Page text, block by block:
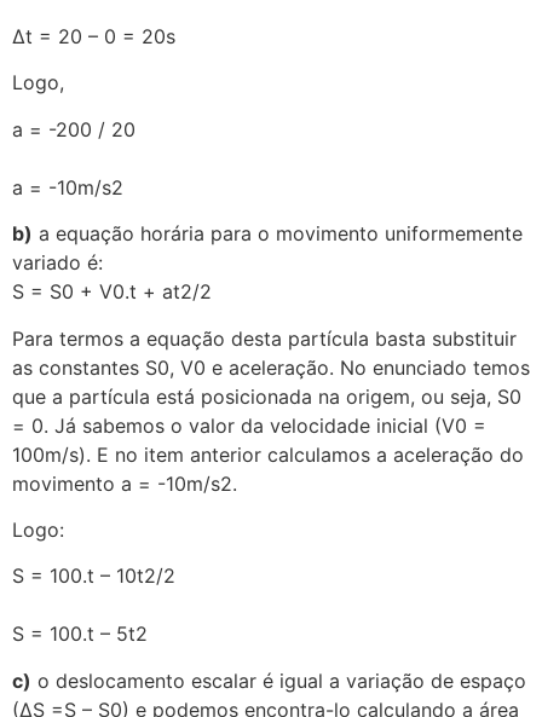
∆t = 20 – 0 = 20s
Logo,
a = -200 / 20
a = -10m/s2
b) a equação horária para o movimento uniformemente
variado é:
S = S0 + V0.t + at2/2
Para termos a equação desta partícula basta substituir
as constantes S0, V0 e aceleração. No enunciado temos
que a partícula está posicionada na origem, ou seja, S0
= 0. Já sabemos o valor da velocidade inicial (V0 =
100m/s). E no item anterior calculamos a aceleração do
movimento a = -10m/s2.
Logo:
S = 100.t – 10t2/2
S = 100.t – 5t2
c) o deslocamento escalar é igual a variação de espaço
(∆S =S – S0) e podemos encontra-lo calculando a área